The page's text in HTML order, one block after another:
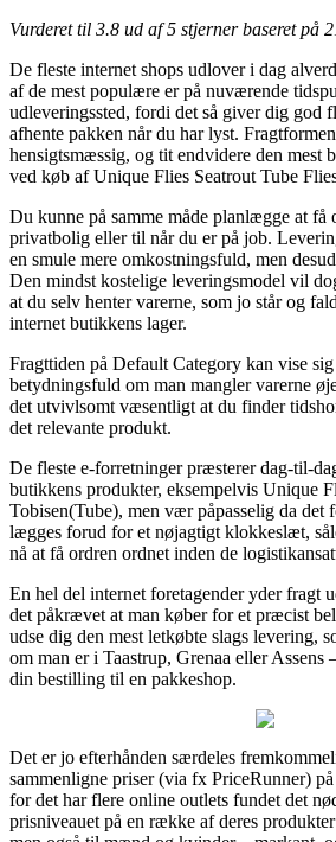
Vurderet til 3.8 ud af 5 stjerner baseret på
De fleste internet shops udlover i dag
af de mest populære er på nuværende
udleveringssted, fordi det så giver dig god
afhente pakken når du har lyst.
hensigtsmæssig, og tit endvidere den mest
ved køb af Unique Flies Seatrout Tube
Du kunne på samme måde planlægge at få
privatbolig eller til når du er på job.
en smule mere omkostningsfuld, men
Den mindst kostelige leveringsmodel vil
at du selv henter varerne, som jo står og
internet butikkens lager.
Fragttiden på Default Category kan vise
betydningsfuld om man mangler varerne
det utvivlsomt væsentligt at du finder
det relevante produkt.
De fleste e-forretninger præsterer dag-til-
butikkens produkter, eksempelvis Unique
Tobisen(Tube), men vær påpasselig da det
lægges forud for et nøjagtigt klokkeslæt,
nå at få ordren ordnet inden de
En hel del internet foretagender yder fragt
det påkrævet at man køber for et præcist
udse dig den mest letkøbte slags levering,
om man er i Taastrup, Grenaa eller Assens
din bestilling til en pakkeshop.
Det er jo efterhånden særdeles
sammenligne priser (via fx PriceRunner)
for det har flere online outlets fundet det
prisniveauet på en række af deres